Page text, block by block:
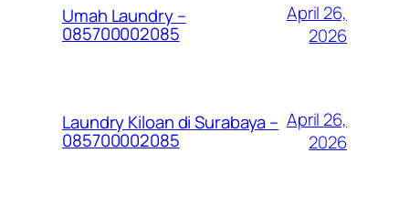
Umah Laundry –
085700002085
April 26,
2026
Laundry Kiloan di Surabaya –
085700002085
April 26,
2026